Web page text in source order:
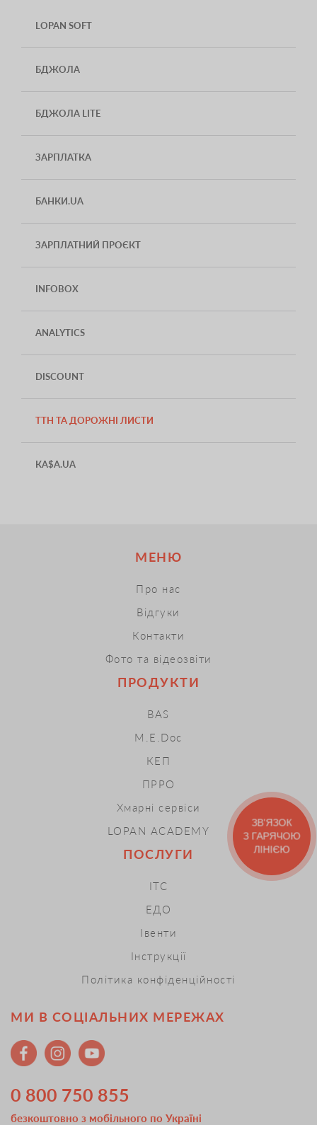
LOPAN SOFT
БДЖОЛА
БДЖОЛА LITE
ЗАРПЛАТКА
БАНКИ.UA
ЗАРПЛАТНИЙ ПРОЄКТ
INFOBOX
ANALYTICS
DISCOUNT
ТТН ТА ДОРОЖНІ ЛИСТИ
КА$А.UA
МЕНЮ
Про нас
Відгуки
Контакти
Фото та відеозвіти
ПРОДУКТИ
BAS
M.E.Doc
КЕП
ПРРО
Хмарні сервіси
LOPAN ACADEMY
ПОСЛУГИ
ІТС
ЕДО
Івенти
Інструкції
Політика конфіденційності
МИ В СОЦІАЛЬНИХ МЕРЕЖАХ
0 800 750 855
ЗВ'ЯЗОК
З ГАРЯЧОЮ
ЛІНІЄЮ